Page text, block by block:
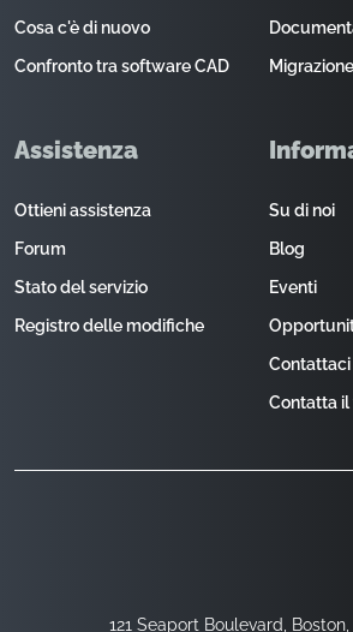
121 Seaport Boulevard, Boston,
Cosa c'è di nuovo
Confronto tra software CAD
Assistenza
Ottieni assistenza
Forum
Stato del servizio
Registro delle modifiche
Su di noi
Blog
Eventi
Contattaci
Contatta il